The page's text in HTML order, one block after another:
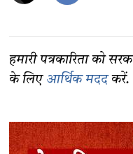
हमारी पत्रकारिता को
के लिए आर्थिक मददकरें.